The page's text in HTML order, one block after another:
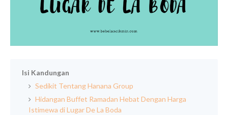
Isi Kandungan
Sedikit Tentang Hanana Group
Hidangan Buffet Ramadan Hebat Dengan Harga
Istimewa di Lugar De La Boda